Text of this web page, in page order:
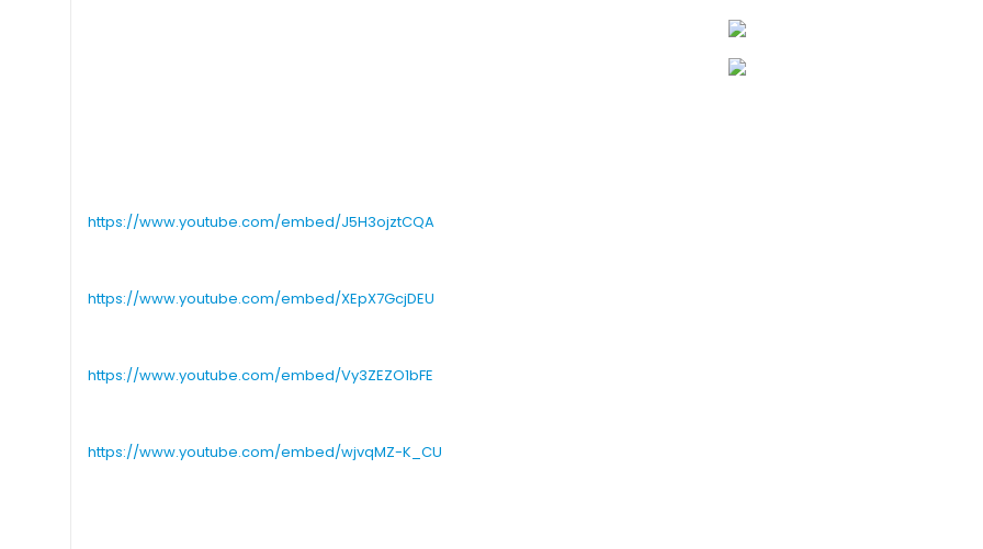
https://www.youtube.com/embed/J5H3ojztCQA
https://www.youtube.com/embed/XEpX7GcjDEU
https://www.youtube.com/embed/Vy3ZEZO1bFE
https://www.youtube.com/embed/wjvqMZ-K_CU